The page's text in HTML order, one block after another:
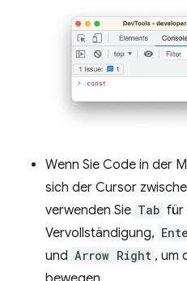
Wenn Sie Code in der
sich der Cursor
verwenden Sie Tab für
Vervollständigung,
und Arrow Right , um